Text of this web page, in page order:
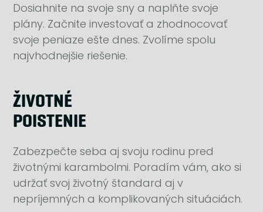
Dosiahnite na svoje sny a naplňte svoje
plány. Začnite investovať a zhodnocovať
svoje peniaze ešte dnes. Zvolíme spolu
najvhodnejšie riešenie.
ŽIVOTNÉ
POISTENIE
Zabezpečte seba aj svoju rodinu pred
životnými karambolmi. Poradím vám, ako si
udržať svoj životný štandard aj v
nepríjemných a komplikovaných situáciách.